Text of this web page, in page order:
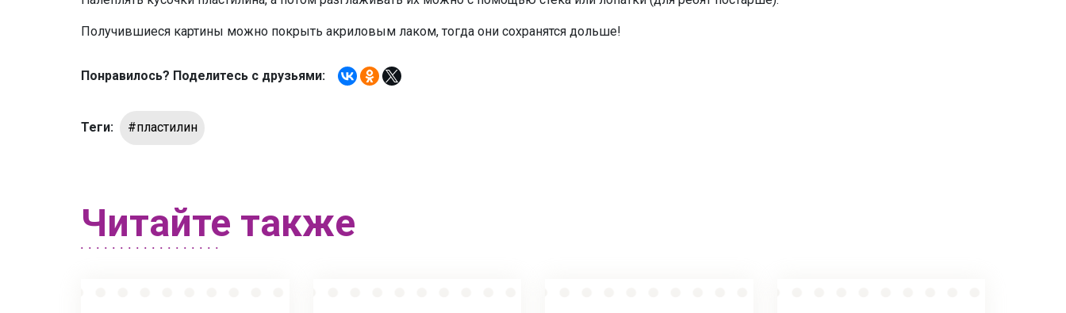
Получившиеся картины можно покрыть акриловым лаком, тогда они сохранятся дольше!
Понравилось? Поделитесь с друзьями:
Теги: #пластилин
Читайте также